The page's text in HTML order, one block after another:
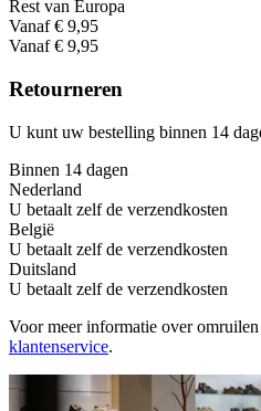
Rest van Europa
Vanaf € 9,95
Vanaf € 9,95
Retourneren
U kunt uw bestelling binnen 14
Binnen 14 dagen
Nederland
U betaalt zelf de verzendkosten
België
U betaalt zelf de verzendkosten
Duitsland
U betaalt zelf de verzendkosten
Voor meer informatie over
klantenservice.